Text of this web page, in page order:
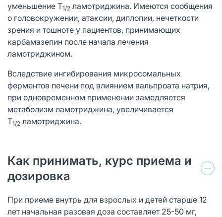
уменьшение T1/2 ламотриджина. Имеются сообщения
о головокружении, атаксии, диплопии, нечеткости
зрения и тошноте у пациентов, принимающих
карбамазепин после начала лечения
ламотриджином.
Вследствие ингибирования микросомальных
ферментов печени под влиянием вальпроата натрия,
при одновременном применении замедляется
метаболизм ламотриджина, увеличивается
T1/2 ламотриджина.
Как принимать, курс приема и
дозировка
При приеме внутрь для взрослых и детей старше 12
лет начальная разовая доза составляет 25-50 мг,